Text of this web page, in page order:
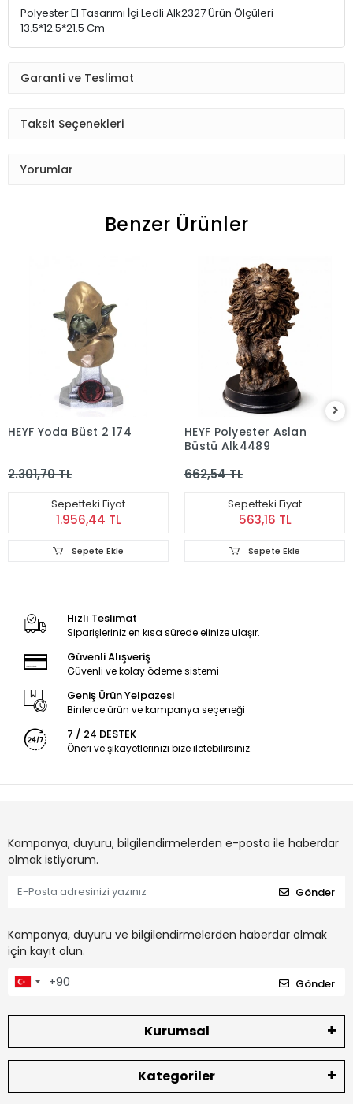
Polyester El Tasarımı İçi Ledli Alk2327 Ürün Ölçüleri
13.5*12.5*21.5 Cm
Garanti ve Teslimat
Taksit Seçenekleri
Yorumlar
Benzer Ürünler
HEYF Yoda Büst 2 174
2.301,70 TL
Sepetteki Fiyat
1.956,44 TL
Sepete Ekle
HEYF Polyester Aslan
Büstü Alk4489
662,54 TL
Sepetteki Fiyat
563,16 TL
Sepete Ekle
Hızlı Teslimat
Siparişleriniz en kısa sürede elinize ulaşır.
Güvenli Alışveriş
Güvenli ve kolay ödeme sistemi
Geniş Ürün Yelpazesi
Binlerce ürün ve kampanya seçeneği
7 / 24 DESTEK
Öneri ve şikayetlerinizi bize iletebilirsiniz.
Kampanya, duyuru, bilgilendirmelerden e-posta ile haberdar
olmak istiyorum.
Gönder
Kampanya, duyuru ve bilgilendirmelerden haberdar olmak
için kayıt olun.
Gönder
Kurumsal
Kategoriler